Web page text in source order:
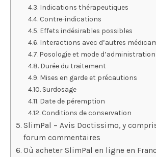
Indications thérapeutiques
Contre-indications
Effets indésirables possibles
Interactions avec d’autres
Posologie et mode d’administration
Durée du traitement
Mises en garde et précautions
Surdosage
Date de péremption
Conditions de conservation
SlimPal – Avis Doctissimo, y
forum commentaires
Où acheter SlimPal en ligne en